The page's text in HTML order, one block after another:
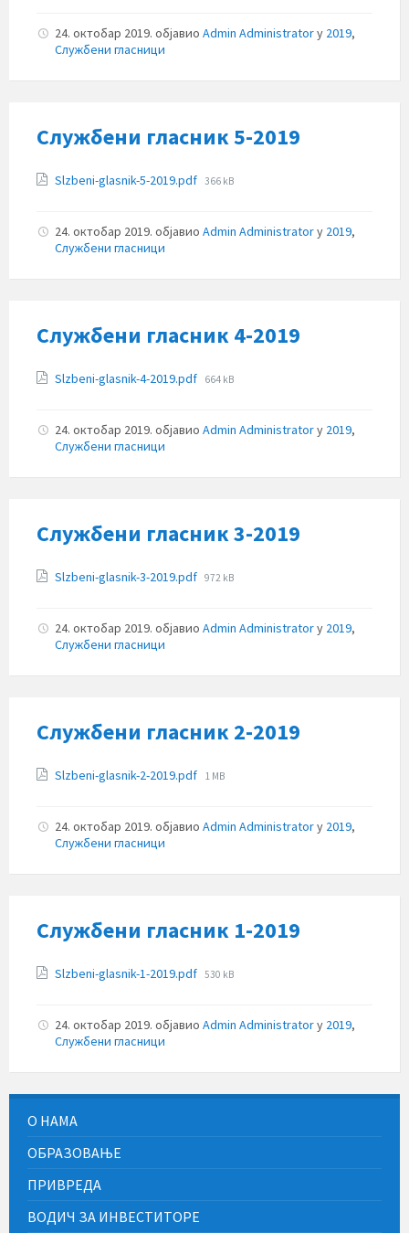
24. октобар 2019. објавио Admin Administratorу 2019,
Службени гласници
Службени гласник 5-2019
Прилози
Slzbeni-glasnik-5-2019.pdf File
366 kB
24. октобар 2019. објавио Admin Administratorу 2019,
Службени гласници
Службени гласник 4-2019
Прилози
Slzbeni-glasnik-4-2019.pdf File
664 kB
24. октобар 2019. објавио Admin Administratorу 2019,
Службени гласници
Службени гласник 3-2019
Прилози
Slzbeni-glasnik-3-2019.pdf File
972 kB
24. октобар 2019. објавио Admin Administratorу 2019,
Службени гласници
Службени гласник 2-2019
Прилози
Slzbeni-glasnik-2-2019.pdf File
1 MB
24. октобар 2019. објавио Admin Administratorу 2019,
Службени гласници
Службени гласник 1-2019
Прилози
Slzbeni-glasnik-1-2019.pdf File
530 kB
24. октобар 2019. објавио Admin Administratorу 2019,
Службени гласници
О НАМА
ОБРАЗОВАЊЕ
ПРИВРЕДА
ВОДИЧ ЗА ИНВЕСТИТОРЕ